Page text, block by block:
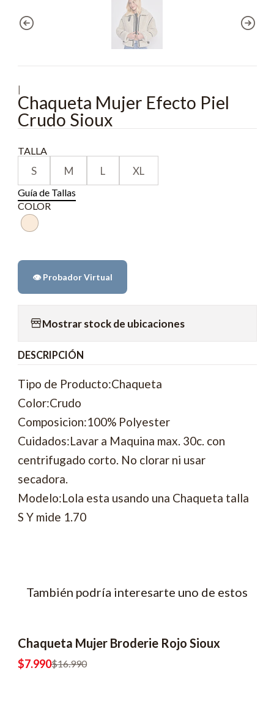
|
Chaqueta Mujer Efecto Piel
Crudo Sioux
TALLA
S M L XL
Guía de Tallas
COLOR
👁️ Probador Virtual
Mostrar stock de ubicaciones
DESCRIPCIÓN
Tipo de Producto:Chaqueta
Color:Crudo
Composicion:100% Polyester
Cuidados:Lavar a Maquina max. 30c. con
centrifugado corto. No clorar ni usar
secadora.
Modelo:Lola esta usando una Chaqueta talla
S Y mide 1.70
También podría interesarte uno de estos
-53% OFF
Chaqueta Mujer Broderie Rojo Sioux
$7.990$16.990